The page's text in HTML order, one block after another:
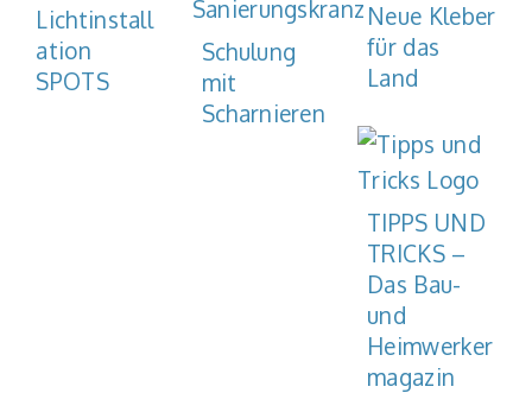
Lichtinstall
ation
SPOTS
Schulung
mit
Scharnieren
Neue Kleber
für das
Land
TIPPS UND
TRICKS –
Das Bau-
und
Heimwerker
magazin